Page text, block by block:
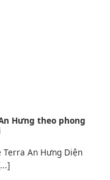
Hưng theo phong
An Hưng Diện